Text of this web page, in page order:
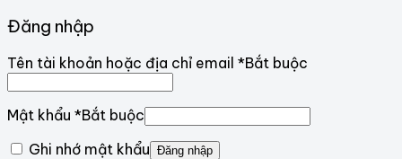
Đăng nhập
Tên tài khoản hoặc địa chỉ email *Bắt buộc
Mật khẩu *Bắt buộc
Ghi nhớ mật khẩu Đăng nhập